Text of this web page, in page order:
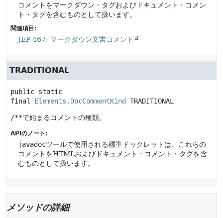
コメントをマークダウン・タグおよびドキュメント・コメン
ト・タグを含むものとして扱います。
関連項目:
JEP 467: マークダウン文書コメント
TRADITIONAL
public static
final
Elements.DocCommentKind TRADITIONAL
/**で始まるコメントの種類。
APIのノート:
javadocツールで使用される標準ドックレットは、これらの
コメントをHTMLおよびドキュメント・コメント・タグを含
むものとして扱います。
メソッドの詳細